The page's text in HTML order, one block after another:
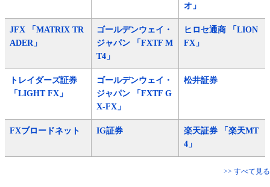
オ」
JFX 「MATRIX TR
ADER」
ゴールデンウェイ・
ジャパン 「FXTF M
T4」
ヒロセ通商 「LION
FX」
トレイダーズ証券
「LIGHT FX」
ゴールデンウェイ・
ジャパン 「FXTF G
X-FX」
松井証券
FXブロードネット IG証券
楽天証券 「楽天MT
4」
>> すべて見る